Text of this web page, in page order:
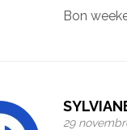
Bon
29